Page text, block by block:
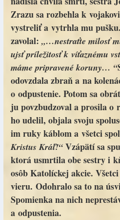
Zrazu sa rozbehla k
vystreliť a vytrhla mu
zavolal: „…nestraťte milosť
ujsť príležitosť k víťaznému
máme pripravené koruny… “
odovzdala zbraň a na
o odpustenie. Potom sa
ju povzbudzoval a prosila o
ho udelil, objala svoju
im ruky káblom a všetci
Kristus Kráľ!“ Vzápätí sa
ktorá usmrtila obe sestry i
osôb Katolíckej akcie.
vieru. Odohralo sa to na
Spomienka na nich
a odpustenia.